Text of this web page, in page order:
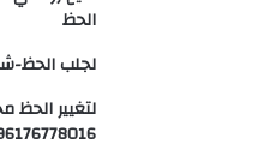
الحظ
لجلب الحظ-شيخ
لتغيير